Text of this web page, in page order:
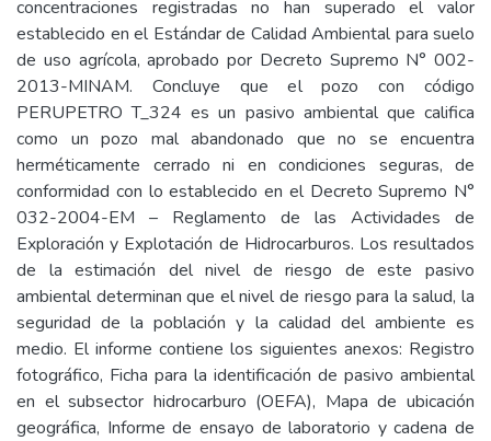
concentraciones registradas no han superado el valor
establecido en el Estándar de Calidad Ambiental para suelo
de uso agrícola, aprobado por Decreto Supremo N° 002-
2013-MINAM. Concluye que el pozo con código
PERUPETRO T_324 es un pasivo ambiental que califica
como un pozo mal abandonado que no se encuentra
herméticamente cerrado ni en condiciones seguras, de
conformidad con lo establecido en el Decreto Supremo N°
032-2004-EM – Reglamento de las Actividades de
Exploración y Explotación de Hidrocarburos. Los resultados
de la estimación del nivel de riesgo de este pasivo
ambiental determinan que el nivel de riesgo para la salud, la
seguridad de la población y la calidad del ambiente es
medio. El informe contiene los siguientes anexos: Registro
fotográfico, Ficha para la identificación de pasivo ambiental
en el subsector hidrocarburo (OEFA), Mapa de ubicación
geográfica, Informe de ensayo de laboratorio y cadena de